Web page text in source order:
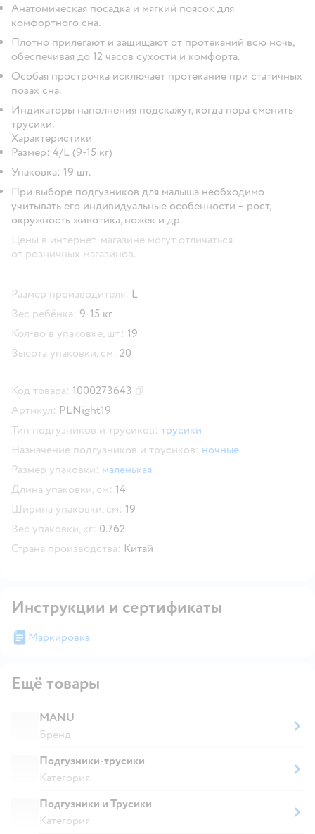
Анатомическая посадка и мягкий поясок для
комфортного сна.
Плотно прилегают и защищают от протеканий всю ночь,
обеспечивая до 12 часов сухости и комфорта.
Особая прострочка исключает протекание при статичных
позах сна.
Индикаторы наполнения подскажут, когда пора сменить
трусики.
Характеристики
Размер: 4/L (9-15 кг)
Упаковка: 19 шт.
При выборе подгузников для малыша необходимо
учитывать его индивидуальные особенности – рост,
окружность животика, ножек и др.
Цены в интернет-магазине могут отличаться
от розничных магазинов.
Размер производителя: L
Вес ребёнка: 9-15 кг
Кол-во в упаковке, шт.: 19
Высота упаковки, см: 20
Код товара: 1000273643
Артикул: PLNight19
Тип подгузников и трусиков: трусики
Назначение подгузников и трусиков: ночные
Размер упаковки: маленькая
Длина упаковки, см: 14
Ширина упаковки, см: 19
Вес упаковки, кг: 0.762
Страна производства: Китай
Инструкции и сертификаты
Маркировка
Ещё товары
MANU
Бренд
Подгузники-трусики
Категория
Подгузники и Трусики
Категория